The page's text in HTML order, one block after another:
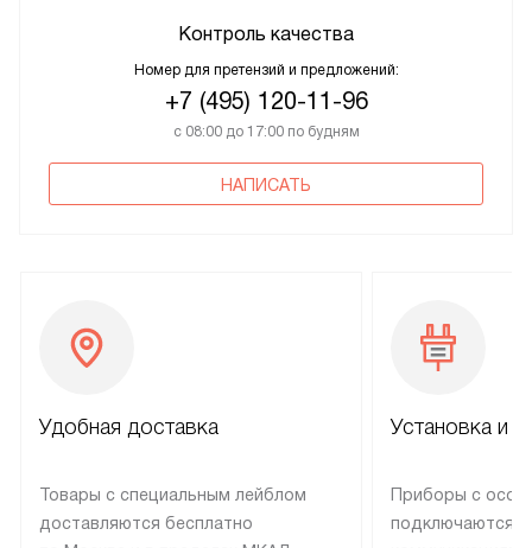
Контроль качества
Номер для претензий и предложений:
+7 (495) 120-11-96
с 08:00 до 17:00 по будням
НАПИСАТЬ
Удобная доставка
Товары с специальным лейблом
доставляются бесплатно
Установка и
Приборы с
подключаются к